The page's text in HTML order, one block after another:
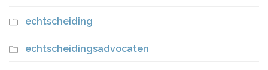
echtscheiding
echtscheidingsadvocaten